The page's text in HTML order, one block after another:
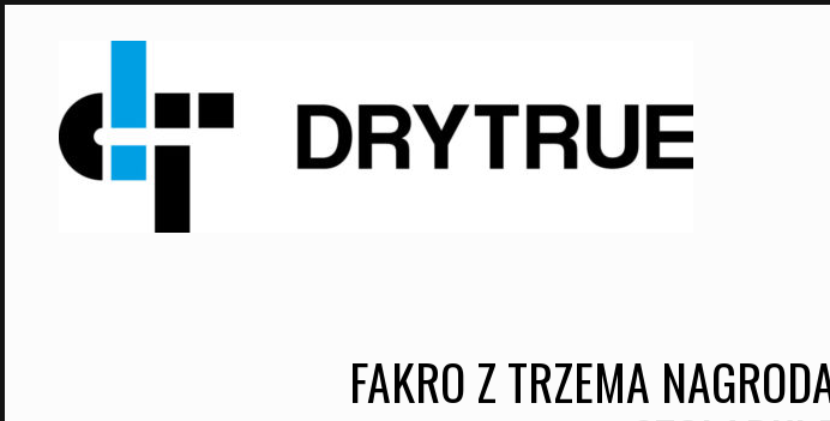
Skip
FAKRO Z TRZEMA